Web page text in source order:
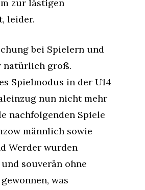
zur lästigen
leider.
bei Spielern und
natürlich groß.
Spielmodus in der U14
nun nicht mehr
nachfolgenden Spiele
männlich sowie
Werder wurden
souverän ohne
was